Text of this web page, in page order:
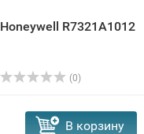
Honeywell R7321A1012
(0)
В корзину